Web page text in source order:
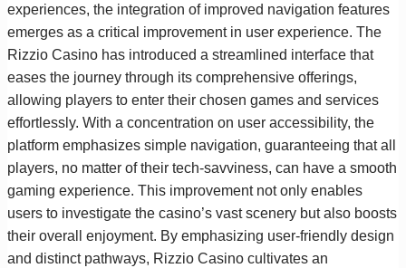
experiences, the integration of improved navigation features
emerges as a critical improvement in user experience. The
Rizzio Casino has introduced a streamlined interface that
eases the journey through its comprehensive offerings,
allowing players to enter their chosen games and services
effortlessly. With a concentration on user accessibility, the
platform emphasizes simple navigation, guaranteeing that all
players, no matter of their tech-savviness, can have a smooth
gaming experience. This improvement not only enables
users to investigate the casino’s vast scenery but also boosts
their overall enjoyment. By emphasizing user-friendly design
and distinct pathways, Rizzio Casino cultivates an